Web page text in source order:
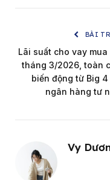
BÀI
Lãi suất cho vay mua
tháng 3/2026, toàn
biến động từ Big 4
ngân hàng tư
Vy